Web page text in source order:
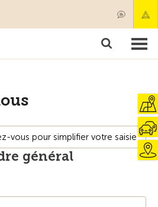
vous pour simplifier votre saisie
général